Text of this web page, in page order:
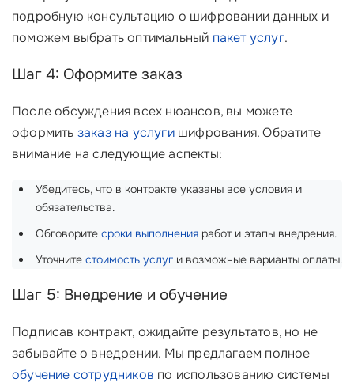
подробную консультацию о шифровании данных и
поможем выбрать оптимальный пакет услуг.
Шаг 4: Оформите заказ
После обсуждения всех нюансов, вы можете
оформить заказ на услугишифрования. Обратите
внимание на следующие аспекты:
Убедитесь, что в контракте указаны все условия и
обязательства.
Обговорите сроки выполнения работ и этапы внедрения.
Уточните стоимость услуг и возможные варианты оплаты.
Шаг 5: Внедрение и обучение
Подписав контракт, ожидайте результатов, но не
забывайте о внедрении. Мы предлагаем полное
обучение сотрудников по использованию системы